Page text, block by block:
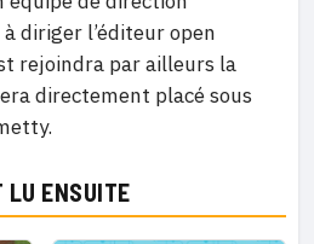
diriger l’éditeur open
rejoindra par ailleurs la
directement placé sous
LU ENSUITE